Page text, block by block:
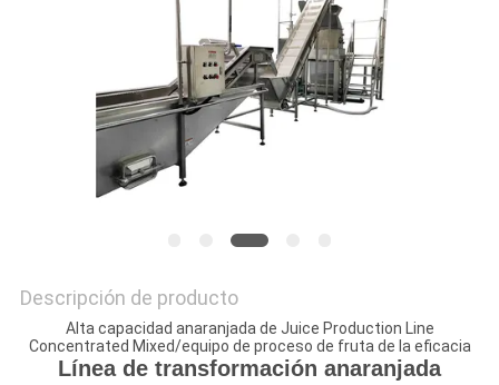
PRIVACY
POLICY
Descripción de producto
Alta capacidad anaranjada de Juice Production Line
Concentrated Mixed/equipo de proceso de fruta de la eficacia
Línea de transformación anaranjada